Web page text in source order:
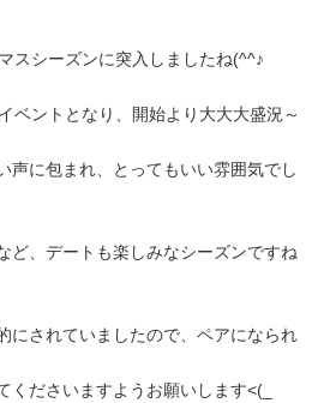
スシーズンに突入しましたね(^^♪
ベントとなり、開始より大大大盛況～
声に包まれ、とってもいい雰囲気でし
ど、デートも楽しみなシーズンですね
にされていましたので、ペアになられ
くださいますようお願いします<(_